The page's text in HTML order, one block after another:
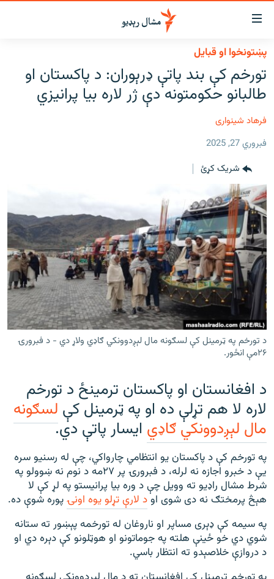
د
لاسرسي
ځای
پاڼې
موضوع
ته
شئ
عمومي
کورپاڼې
ته
لاړ
شئ
لټون
ته
ورشئ
لنډ خبرونه
بلوچستان
پاکستان
افغانستان
نړۍ
ځانګړې مرکې، شننې
انځور او ویډیو
اوونیزې خپرونې
۱۴ ساعته راډیويي خپرونې
Gandhara
موږ وڅارئ
د ازادې اروپا راډیو ټولې ووبپاڼې
پښتونخوا او قبایل
تورخم کې بند پاتې ډرېوران: د پاکستان او
طالبانو حکومتونه دې ژر لاره بیا پرانیزي
فرهاد شینواری
فبروري 27, 2025
شریک کړئ
د تورخم په ټرمینل کې لسګونه مال لېږدوونکي ګاډي ولاړ دي - د فبرورۍ
۲۶مې انځور.
د افغانستان او پاکستان ترمینځ د تورخم
لاره لا هم تړلې ده او په ټرمینل کې لسګونه
مال لېږدوونکي ګاډي ایسار پاتې دي.
په تورخم کې د پاکستان یو انتظامي چارواکي، چې له رسنیو سره
یې د خبرو اجازه نه لرله، د فبرورۍ پر ۲۷مه د نوم نه ښوولو په
شرط مشال راډیو ته وویل چې د وره بیا پرانیستو په لړ کې لا
هېڅ پرمختګ نه دی شوی اود لارې تړلو یوه اونۍپوره شوې ده.
په سیمه کې ډېری مساپر او ناروغان له تورخمه پېښور ته ستانه
شوي دي خو ځینې هلته په جوماتونو او هوټلونو کې دېره دي او
د دروازې خلاصېدو ته انتظار باسي.